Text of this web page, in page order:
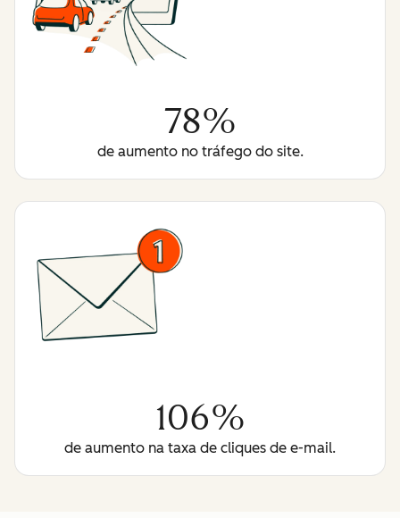
78%
de aumento no tráfego do site.
106%
de aumento na taxa de cliques de e-mail.